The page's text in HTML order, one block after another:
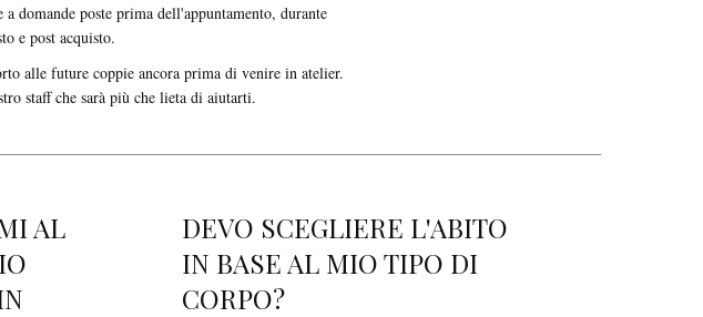
domande poste prima dell'appuntamento, durante
e post acquisto.
alle future coppie ancora prima di venire in atelier.
staff che sarà più che lieta di aiutarti.
AL
DEVO SCEGLIERE L'ABITO
IN BASE AL MIO TIPO DI
CORPO?